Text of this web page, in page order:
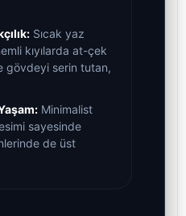
Sıcak yaz
kıyılarda at-çek
gövdeyi serin tutan,
Minimalist
sayesinde
de üst